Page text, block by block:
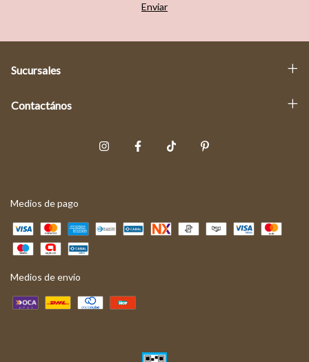
Sucursales
Contactános
Medios de pago
Medios de envío